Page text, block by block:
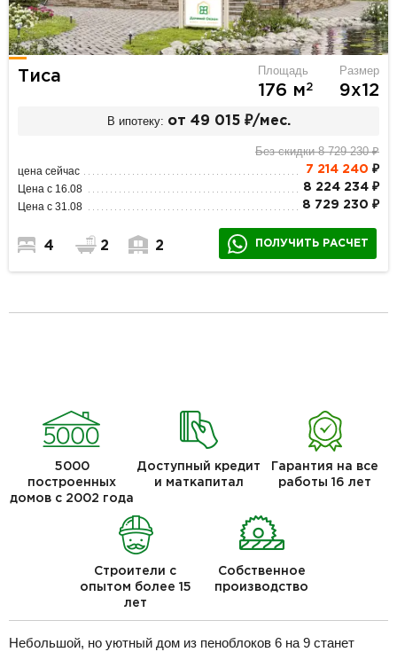
Тиса Площадь
176 м2
Размер
9х12
В ипотеку: от 49 015 ₽/мес.
Без скидки 8 729 230 ₽
цена сейчас 7 214 240 ₽
Цена с 16.08 8 224 234 ₽
Цена с 31.08 8 729 230 ₽
4 2 2 ПОЛУЧИТЬ РАСЧЕТ
5000
построенных
домов с 2002 года
Доступный кредит
и маткапитал
Гарантия на все
работы 16 лет
Строители с
опытом более 15
лет
Собственное
производство
Небольшой, но уютный дом из пеноблоков 6 на 9 станет